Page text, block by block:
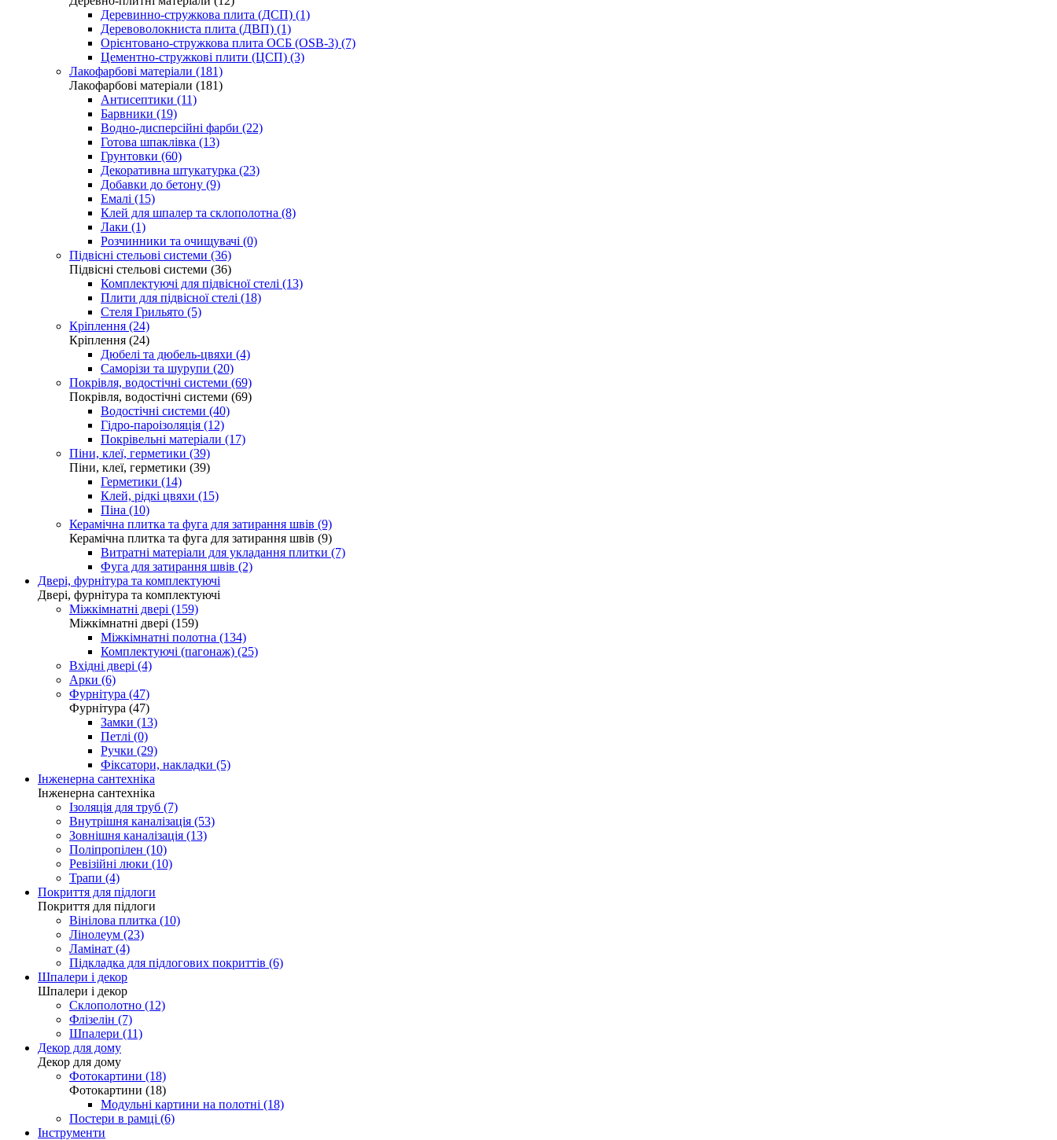
Деревинно-стружкова плита (ДСП) (1)
Деревоволокниста плита (ДВП) (1)
Орієнтовано-стружкова плита ОСБ (OSB-3) (7)
Цементно-стружкові плити (ЦСП) (3)
Лакофарбові матеріали (181)
Лакофарбові матеріали (181)
Антисептики (11)
Барвники (19)
Водно-дисперсійні фарби (22)
Готова шпаклівка (13)
Грунтовки (60)
Декоративна штукатурка (23)
Добавки до бетону (9)
Емалі (15)
Клей для шпалер та склополотна (8)
Лаки (1)
Розчинники та очищувачі (0)
Підвісні стельові системи (36)
Підвісні стельові системи (36)
Комплектуючі для підвісної стелі (13)
Плити для підвісної стелі (18)
Стеля Грильято (5)
Кріплення (24)
Кріплення (24)
Дюбелі та дюбель-цвяхи (4)
Саморізи та шурупи (20)
Покрівля, водостічні системи (69)
Покрівля, водостічні системи (69)
Водостічні системи (40)
Гідро-пароізоляція (12)
Покрівельні матеріали (17)
Піни, клеї, герметики (39)
Піни, клеї, герметики (39)
Герметики (14)
Клей, рідкі цвяхи (15)
Піна (10)
Керамічна плитка та фуга для затирання швів (9)
Керамічна плитка та фуга для затирання швів (9)
Витратні матеріали для укладання плитки (7)
Фуга для затирання швів (2)
Двері, фурнітура та комплектуючі
Двері, фурнітура та комплектуючі
Міжкімнатні двері (159)
Міжкімнатні двері (159)
Міжкімнатні полотна (134)
Комплектуючі (пагонаж) (25)
Вхідні двері (4)
Арки (6)
Фурнітура (47)
Фурнітура (47)
Замки (13)
Петлі (0)
Ручки (29)
Фіксатори, накладки (5)
Інженерна сантехніка
Інженерна сантехніка
Ізоляція для труб (7)
Внутрішня каналізація (53)
Зовнішня каналізація (13)
Поліпропілен (10)
Ревізійні люки (10)
Трапи (4)
Покриття для підлоги
Покриття для підлоги
Вінілова плитка (10)
Лінолеум (23)
Ламінат (4)
Підкладка для підлогових покриттів (6)
Шпалери і декор
Шпалери і декор
Склополотно (12)
Флізелін (7)
Шпалери (11)
Декор для дому
Декор для дому
Фотокартини (18)
Фотокартини (18)
Модульні картини на полотні (18)
Постери в рамці (6)
Інструменти